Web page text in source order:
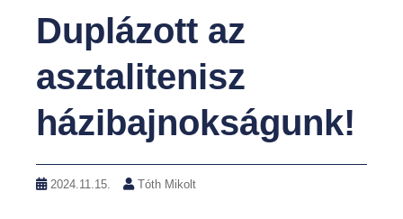
Duplázott az
asztalitenisz
házibajnokságunk!
2024.11.15. Tóth Mikolt